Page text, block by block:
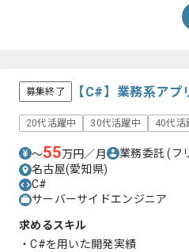
募集終了 【C#】業務系ア
20代活躍中 30代活躍中 40代活
〜55万円／月 業務委託(フ
名古屋(愛知県)
C#
サーバーサイドエンジニア
求めるスキル
・C#を用いた開発実績